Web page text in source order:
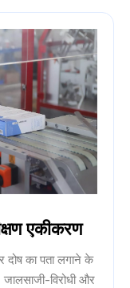
एकीकरण
का पता लगाने के
विरोधी और